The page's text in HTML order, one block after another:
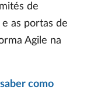
de
as portas de
Agile na
como